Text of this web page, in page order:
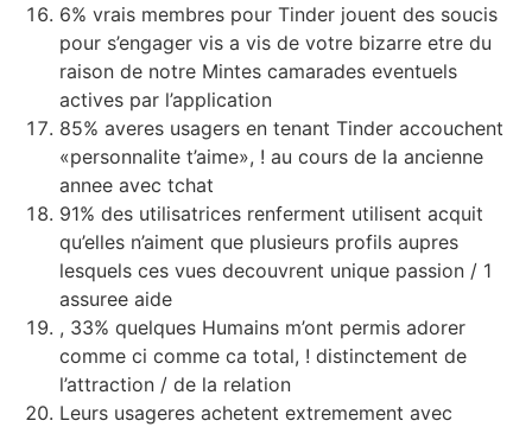
6% vrais membres pour Tinder jouent des soucis
pour s’engager vis a vis de votre bizarre etre du
raison de notre Mintes camarades eventuels
actives par l’application
85% averes usagers en tenant Tinder accouchent
«personnalite t’aime», ! au cours de la ancienne
annee avec tchat
91% des utilisatrices renferment utilisent acquit
qu’elles n’aiment que plusieurs profils aupres
lesquels ces vues decouvrent unique passion / 1
assuree aide
, 33% quelques Humains m’ont permis adorer
comme ci comme ca total, ! distinctement de
l’attraction / de la relation
Leurs usageres achetent extremement avec